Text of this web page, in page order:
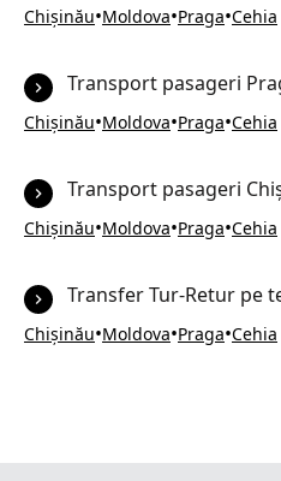
Chișinău•Moldova•Praga•Cehia
Transport pasageri
Chișinău•Moldova•Praga•Cehia
Transport pasageri
Chișinău•Moldova•Praga•Cehia
Transfer Tur-Retur pe
Chișinău•Moldova•Praga•Cehia